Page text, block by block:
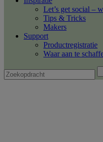
Let’s get social –
Tips & Tricks
Makers
Support
Productregistratie
Waar aan te